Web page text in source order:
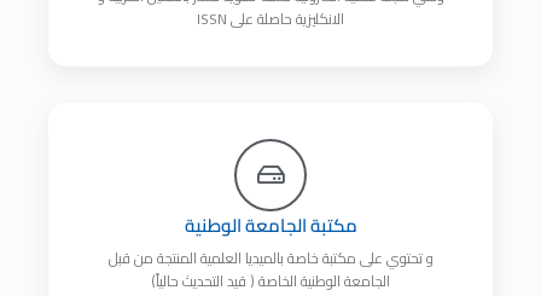
الانكليزية حاصلة على ISSN
مكتبة الجامعة الوطنية
و تحتوي على مكتبة خاصة بالميديا العلمية المنتجة من قبل
الجامعة الوطنية الخاصة ( قيد التحديث حالياً)